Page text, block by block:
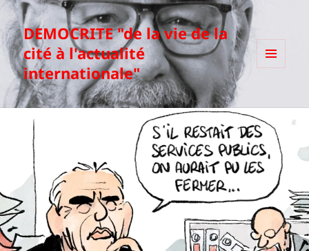
DEMOCRITE "de la vie de la
cité à l'actualité
internationale"